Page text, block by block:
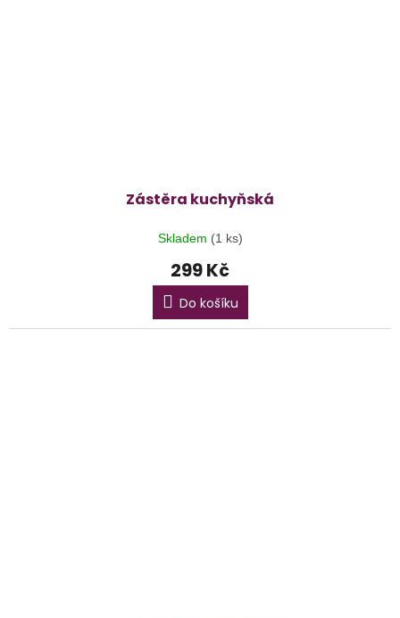
Zástěra kuchyňská
Skladem (1 ks)
299 Kč
Do košíku